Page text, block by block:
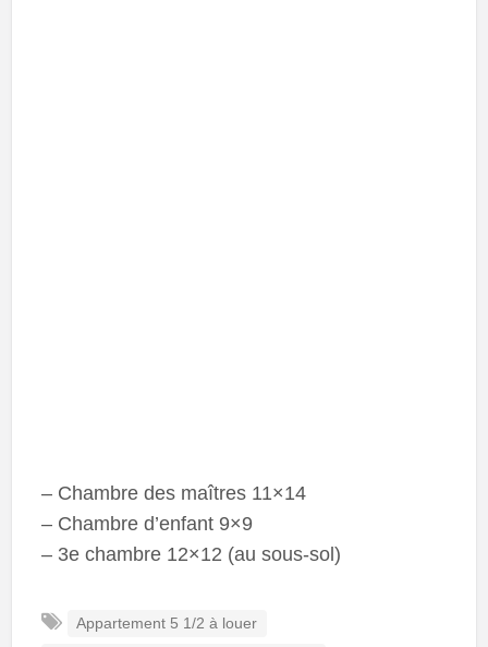
– Chambre des maîtres 11×14
– Chambre d’enfant 9×9
– 3e chambre 12×12 (au sous-sol)
Appartement 5 1/2 à louer